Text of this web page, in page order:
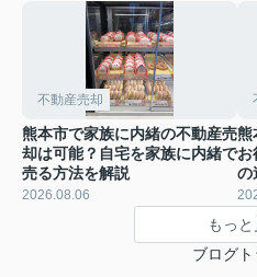
不動産売却
熊本市で家族に内緒の不動産売
却は可能？自宅を家族に内緒で
売る方法を解説
2026.08.06
熊
お
の
もっと
ブログ